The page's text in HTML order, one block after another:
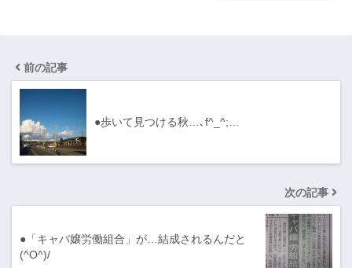
前の記事
●歩いて見つける秋…､f^_^;…
次の記事
●「キャバ嬢労働組合」が…結成されるんだと
(^O^)/